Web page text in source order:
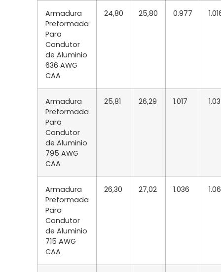
Armadura
Preformada
Para
Condutor
de Aluminio
636 AWG
CAA
24,80 25,80 0.977
Armadura
Preformada
Para
Condutor
de Aluminio
795 AWG
CAA
25,81 26,29 1.017
Armadura
Preformada
Para
Condutor
de Aluminio
715 AWG
CAA
26,30 27,02 1.036